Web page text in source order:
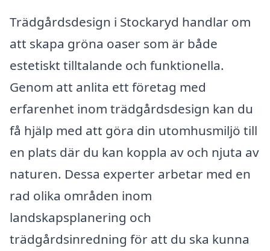
Trädgårdsdesign i Stockaryd handlar om
att skapa gröna oaser som är både
estetiskt tilltalande och funktionella.
Genom att anlita ett företag med
erfarenhet inom trädgårdsdesign kan du
få hjälp med att göra din utomhusmiljö till
en plats där du kan koppla av och njuta av
naturen. Dessa experter arbetar med en
rad olika områden inom
landskapsplanering och
trädgårdsinredning för att du ska kunna